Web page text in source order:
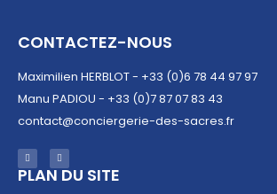
CONTACTEZ-NOUS
Maximilien HERBLOT - +33 (0)6 78 44 97 97
Manu PADIOU - +33 (0)7 87 07 83 43
contact@conciergerie-des-sacres.fr
PLAN DU SITE​